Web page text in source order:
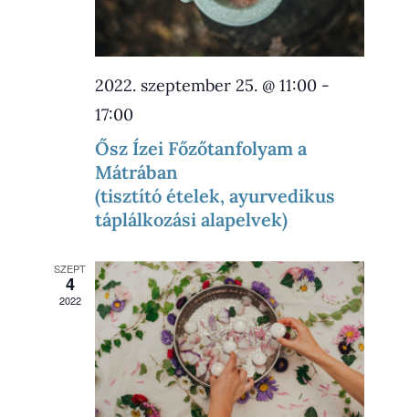
2022. szeptember 25. @ 11:00-
17:00
Ősz Ízei Főzőtanfolyam a
Mátrában
(tisztító ételek, ayurvedikus
táplálkozási alapelvek)
SZEPT
4
2022